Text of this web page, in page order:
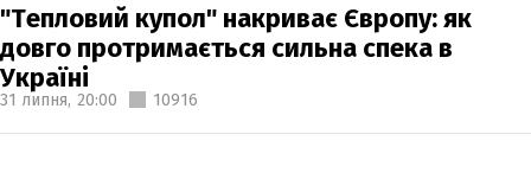
"Тепловий купол" накриває Європу: як
довго протримається сильна спека в
Україні
31 липня, 20:00 10916